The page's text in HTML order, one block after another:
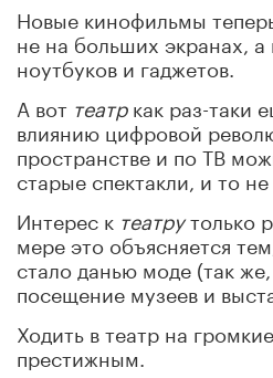
Новые кинофильмы
не на больших экранах,
ноутбуков и гаджетов.
А вот театркак раз-таки
влиянию цифровой
пространстве и по ТВ
старые спектакли, и то не
Интерес к театрутолько
мере это объясняется
стало данью моде (так
посещение музеев и
Ходить в театр на
престижным.